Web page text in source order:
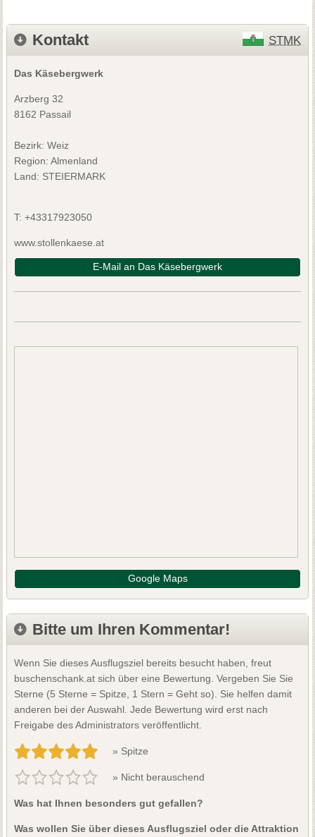
Kontakt STMK
Das Käsebergwerk
Arzberg 32
8162 Passail
Bezirk: Weiz
Region: Almenland
Land: STEIERMARK
T: +43317923050
www.stollenkaese.at
E-Mail an Das Käsebergwerk
Google Maps
Bitte um Ihren Kommentar!
Wenn Sie dieses Ausflugsziel bereits besucht haben, freut
buschenschank.at sich über eine Bewertung. Vergeben Sie Sie
Sterne (5 Sterne = Spitze, 1 Stern = Geht so). Sie helfen damit
anderen bei der Auswahl. Jede Bewertung wird erst nach
Freigabe des Administrators veröffentlicht.
» Spitze
» Nicht berauschend
Was hat Ihnen besonders gut gefallen?
Was wollen Sie über dieses Ausflugsziel oder die Attraktion